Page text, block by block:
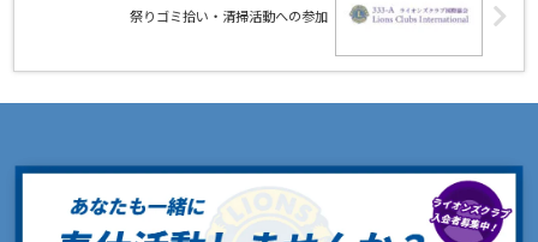
祭りゴミ拾い・清掃活動への参加